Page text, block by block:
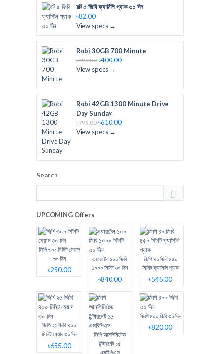
রবি ৫ জিবি ফ্যামিলি প্যাক ৩০ দিন
৳82.00
View specs →
Robi 30GB 700 Minute
৳499.00 ৳400.00
View specs →
Robi 42GB 1300 Minute Drive
Day Sunday
৳799.00 ৳610.00
View specs →
Search
UPCOMING Offers
জিপি ৩০০ মিনিট মেয়াদ
৩০ দিন
৳250.00
এয়ারটেল ১০০ জিবি
১০০০ মিনিট ৩০ দিন
৳840.00
জিপি ৪০ জিবি ৪৫০
মিনিট ফ্যামিলি প্যাক
৳545.00
জিপি ২৫ জিবি ৪০০
মিনিট মেয়াদ ৩০ দিন
৳655.00
জিপি আনলিমিটেড
ইন্টারনেট ১৫
এমবিপিএস
জিপি ৪০০ জিবি ৩০ দিন
৳820.00